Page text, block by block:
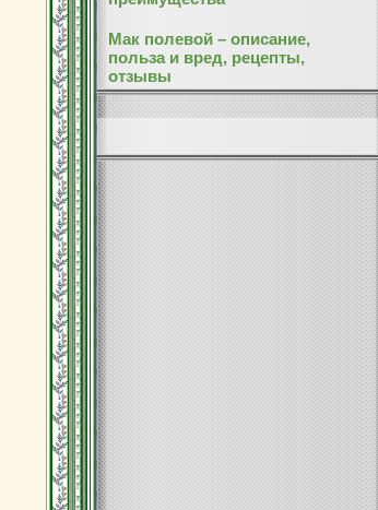
Мак полевой – описание,
польза и вред, рецепты,
отзывы